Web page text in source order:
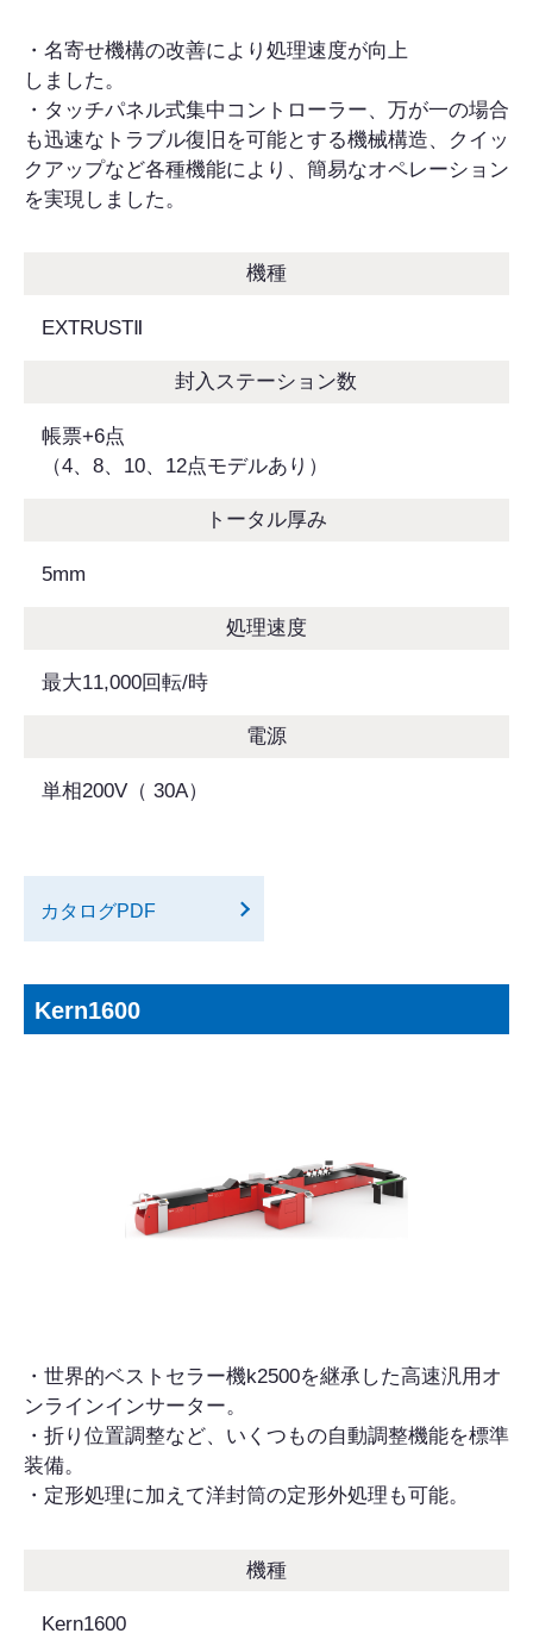
・名寄せ機構の改善により処理速度が向上
しました。
・タッチパネル式集中コントローラー、万が一の場合
も迅速なトラブル復旧を可能とする機械構造、クイッ
クアップなど各種機能により、簡易なオペレーション
を実現しました。
機種
EXTRUSTⅡ
封入ステーション数
帳票+6点
（4、8、10、12点モデルあり）
トータル厚み
5mm
処理速度
最大11,000回転/時
電源
単相200V（ 30A）
カタログPDF
Kern1600
・世界的ベストセラー機k2500を継承した高速汎用オ
ンラインインサーター。
・折り位置調整など、いくつもの自動調整機能を標準
装備。
・定形処理に加えて洋封筒の定形外処理も可能。
機種
Kern1600